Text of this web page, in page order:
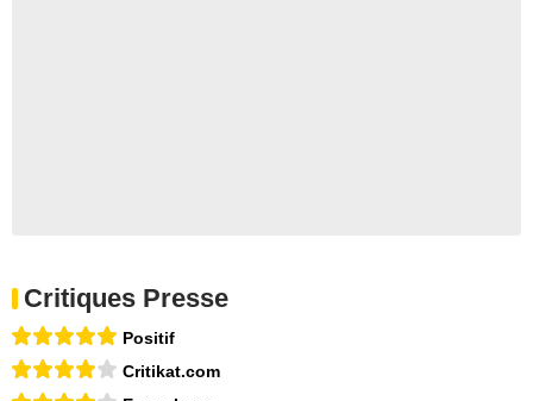
Critiques Presse
Positif
Critikat.com